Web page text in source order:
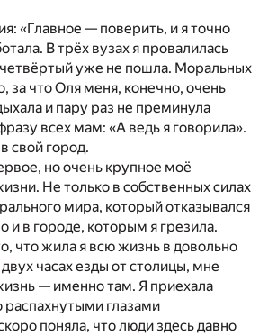
«Главное — поверить, и я точно
В трёх вузах я провалилась
уже не пошла. Моральных
за что Оля меня, конечно, очень
и пару раз не преминула
всех мам: «А ведь я говорила».
свой город.
но очень крупное моё
Не только в собственных силах
мира, который отказывался
и в городе, которым я грезила.
что жила я всю жизнь в довольно
часах езды от столицы, мне
— именно там. Я приехала
глазами
поняла, что люди здесь давно